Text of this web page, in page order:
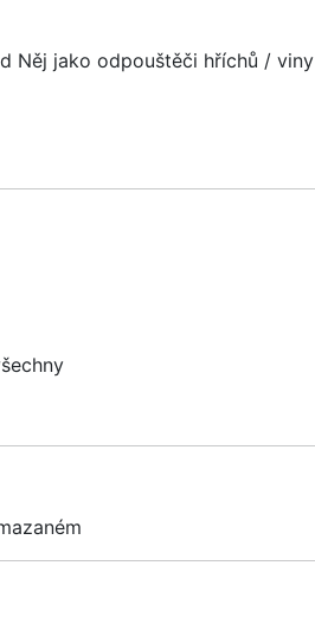
Něj jako odpouštěči hříchů / viny